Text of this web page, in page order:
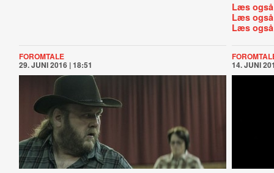
Læs
Læs
Læs
FOROMTALE
29. JUNI 2016 | 18:51 14. JUNI